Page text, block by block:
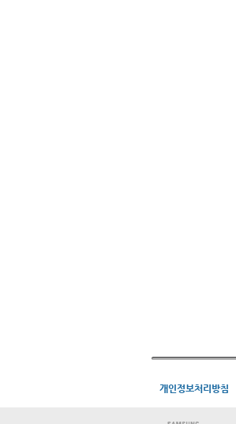
개인정보처리방침